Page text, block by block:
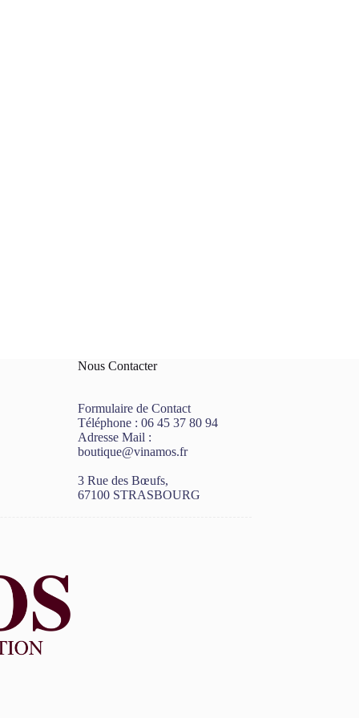
Nous Contacter
Formulaire de Contact
Téléphone :06 45 37 80 94
Adresse Mail :
boutique@vinamos.fr
3 Rue des Bœufs,
67100 STRASBOURG